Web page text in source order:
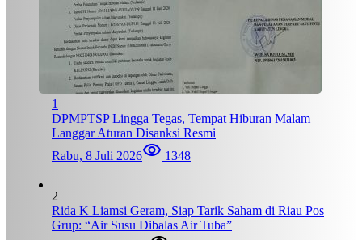
1
DPMPTSP Lingga Tegas, Tempat Hiburan Malam
Langgar Aturan Disanksi Resmi
Rabu, 8 Juli 2026
1348
2
Rida K Liamsi Geram, Siap Tarik Saham di Riau Pos
Grup: “Air Susu Dibalas Air Tuba”